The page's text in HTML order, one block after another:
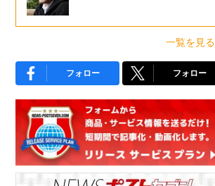
一覧を見る
フォロー フォロー